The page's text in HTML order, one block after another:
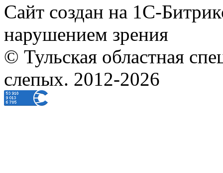
Сайт создан на 1С-
нарушением зрения
© Тульская областная
слепых. 2012-2026